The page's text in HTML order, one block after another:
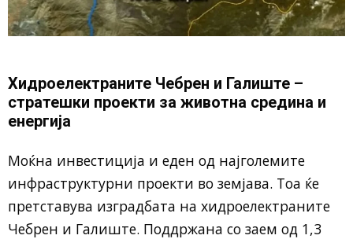
Хидроелектраните Чебрен и Галиште –
стратешки проекти за животна средина и
енергија
Моќна инвестиција и еден од најголемите
инфраструктурни проекти во земјава. Тоа ќе
претставува изградбата на хидроелектраните
Чебрен и Галиште. Поддржана со заем од 1,3